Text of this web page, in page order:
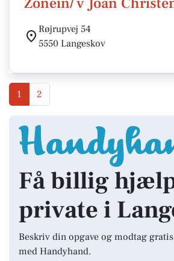
Røjrupvej 54
5550 Langeskov
1 2
Få billig
private i
Beskriv din opgave og modtag
med Handyhand.